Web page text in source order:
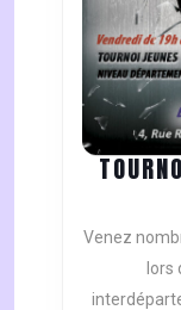
Venez